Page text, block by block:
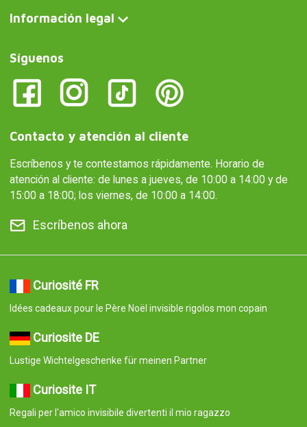
Información legal
Síguenos
Contacto y atención al cliente
Escríbenos y te contestamos rápidamente. Horario de
atención al cliente: de lunes a jueves, de 10:00 a 14:00 y de
15:00 a 18:00; los viernes, de 10:00 a 14:00.
Escríbenos ahora
Curiosité FR
Idées cadeaux pour le Père Noël invisible rigolos mon copain
Curiosite DE
Lustige Wichtelgeschenke für meinen Partner
Curiosite IT
Regali per l'amico invisibile divertenti il mio ragazzo